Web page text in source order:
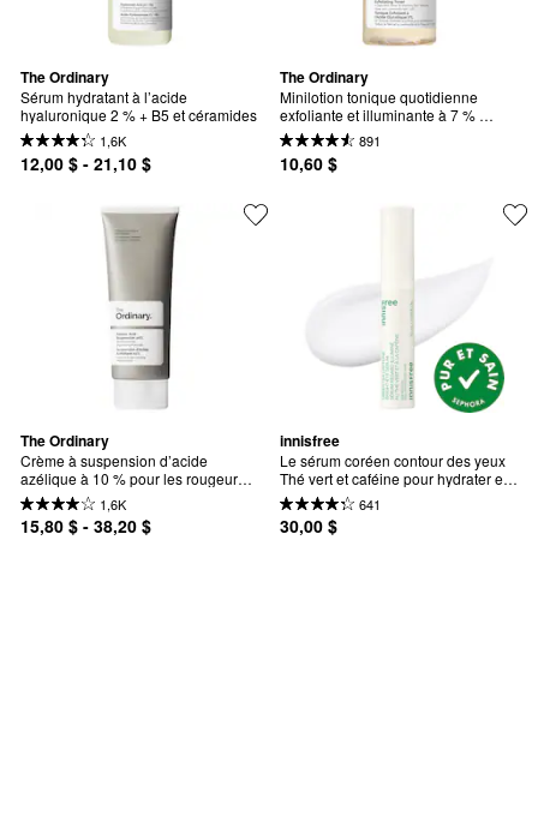
The Ordinary
Sérum hydratant à l’acide
hyaluronique 2 % + B5 et céramides
1,6K
12,00 $ - 21,10 $
The Ordinary
Minilotion tonique quotidienne
exfoliante et illuminante à 7 %
d’acide glycolique
891
10,60 $
The Ordinary
Crème à suspension d’acide
azélique à 10 % pour les rougeurs
et la peau sujette aux imperfections
1,6K
15,80 $ - 38,20 $
innisfree
Le sérum coréen contour des yeux
Thé vert et caféine pour hydrater et
réduire le gonflement
641
30,00 $